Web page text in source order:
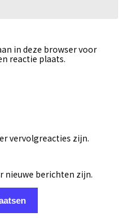
in deze browser voor
reactie plaats.
vervolgreacties zijn.
nieuwe berichten zijn.